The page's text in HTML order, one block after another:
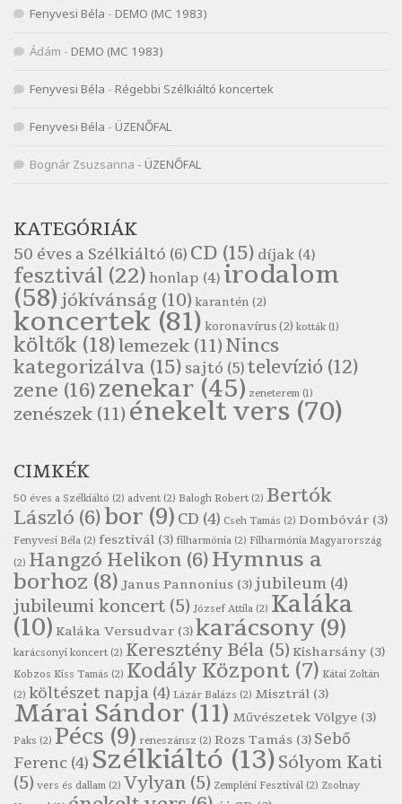
Nagy Bandó András: Vizilóblues
Szélkiáltó
Szélkiáltó
Népköltés: Most érkeztünk
Szélkiáltó
Népköltés: Reggeli köszöntő
Pákolitz István: Altató
Szélkiáltó
Pákolitz István: Bakarasz
Szélkiáltó
Pákolitz István: Csiga-biga
Szélkiáltó
Pákolitz István: Kiolvasó
Szélkiáltó
Páskándi Géza: Madárijesztő
Szélkiáltó
Szélkiáltó
Robert Burns: Árpa Jankó
Szélkiáltó
Robert Burns: Most hoci a számlát
Szélkiáltó
Robert Burns: Most hoci a számlát
Szélkiáltó
Robert Burns: Nagyhasú flaskó…
Szélkiáltó
Robert Burns: Skót ital
Szélkáltó
Robert Burns: Skót ital
Szélkiáltó
Simkó Péter: Károgós
Fenyvesi Béla - DEMO (MC 1983)
Ádám - DEMO (MC 1983)
Fenyvesi Béla - Régebbi Szélkiáltó koncertek
Fenyvesi Béla - ÜZENŐFAL
Bognár Zsuzsanna - ÜZENŐFAL
KATEGÓRIÁK
50 éves a Szélkiáltó (6) CD (15) díjak (4)
fesztivál (22) honlap (4) irodalom
(58)jókívánság (10) karantén (2)
koncertek(81) koronavírus(2) kották (1)
költők (18)lemezek (11)Nincs
kategorizálva (15) sajtó (5)televízió (12)
zene (16)zenekar (45) zeneterem (1)
zenészek (11) énekelt vers (70)
CIMKÉK
50 éves a Szélkiáltó (2) advent (2) Balogh Robert (2) Bertók
László (6)bor (9) CD (4) Cseh Tamás (2) Dombóvár (3)
Fenyvesi Béla (2) fesztivál (3) filharmónia (2) Filharmónia Magyarország
(2) Hangzó Helikon (6)Hymnus a
borhoz (8) Janus Pannonius (3)jubileum (4)
jubileumi koncert (5) József Attila (2) Kaláka
(10) Kaláka Versudvar (3)karácsony (9)
karácsonyi koncert (2) Keresztény Béla (5) Kisharsány (3)
Kobzos Kiss Tamás (2) Kodály Központ (7) Kátai Zoltán
(2) költészet napja (4) Lázár Balázs (2) Misztrál (3)
Márai Sándor (11) Művészetek Völgye (3)
Paks (2) Pécs (9) reneszánsz (2) Rozs Tamás (3) Sebő
Ferenc (4) Szélkiáltó (13)Sólyom Kati
(5) vers és dallam (2) Vylyan (5) Zempléni Fesztivál (2) Zsolnay